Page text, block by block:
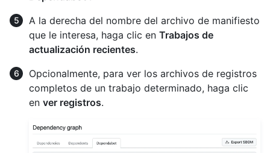
A la derecha del nombre del archivo de manifiesto
que le interesa, haga clic en Trabajos de
actualización recientes.
Opcionalmente, para ver los archivos de registros
completos de un trabajo determinado, haga clic
en ver registros.